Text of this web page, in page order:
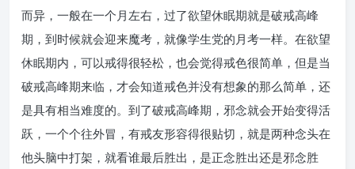
而异，一般在一个月左右，过了欲望休眠期就是破戒高峰
期，到时候就会迎来魔考，就像学生党的月考一样。在欲望
休眠期内，可以戒得很轻松，也会觉得戒色很简单，但是当
破戒高峰期来临，才会知道戒色并没有想象的那么简单，还
是具有相当难度的。到了破戒高峰期，邪念就会开始变得活
跃，一个个往外冒，有戒友形容得很贴切，就是两种念头在
他头脑中打架，就看谁最后胜出，是正念胜出还是邪念胜